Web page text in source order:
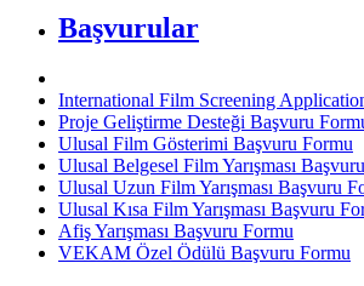
Başvurular
International Film Screening
Proje Geliştirme Desteği Başvuru
Ulusal Film Gösterimi Başvuru Formu
Ulusal Belgesel Film Yarışması
Ulusal Uzun Film Yarışması Başvuru
Ulusal Kısa Film Yarışması Başvuru
Afiş Yarışması Başvuru Formu
VEKAM Özel Ödülü Başvuru Formu